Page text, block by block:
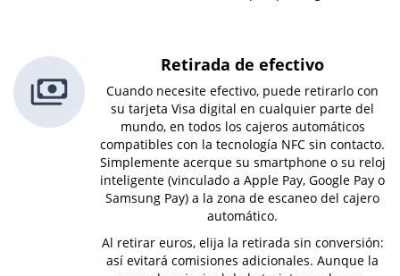
Retirada de efectivo
Cuando necesite efectivo, puede retirarlo con
su tarjeta Visa digital en cualquier parte del
mundo, en todos los cajeros automáticos
compatibles con la tecnología NFC sin contacto.
Simplemente acerque su smartphone o su reloj
inteligente (vinculado a Apple Pay, Google Pay o
Samsung Pay) a la zona de escaneo del cajero
automático.
Al retirar euros, elija la retirada sin conversión:
así evitará comisiones adicionales. Aunque la